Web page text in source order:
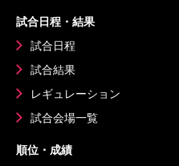
試合日程・結果
試合日程
試合結果
レギュレーション
試合会場一覧
順位・成績